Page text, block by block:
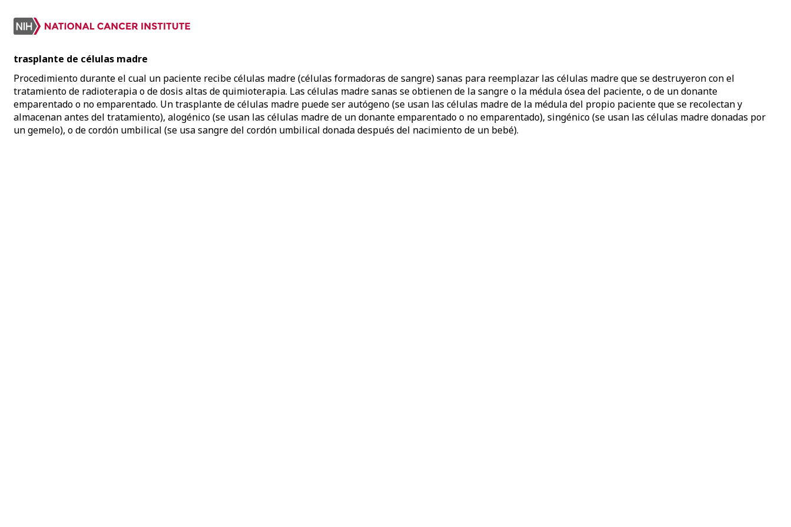
trasplante de células madre
Procedimiento durante el cual un paciente recibe células madre (células formadoras de sangre) sanas para reemplazar las células madre que se destruyeron con el
tratamiento de radioterapia o de dosis altas de quimioterapia. Las células madre sanas se obtienen de la sangre o la médula ósea del paciente, o de un donante
emparentado o no emparentado. Un trasplante de células madre puede ser autógeno (se usan las células madre de la médula del propio paciente que se recolectan y
almacenan antes del tratamiento), alogénico (se usan las células madre de un donante emparentado o no emparentado), singénico (se usan las células madre donadas por
un gemelo), o de cordón umbilical (se usa sangre del cordón umbilical donada después del nacimiento de un bebé).